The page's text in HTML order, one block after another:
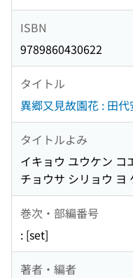
ISBN
9789860430622
タイトル
異郷又見故園花 : 田
タイトルよみ
イキョウ ユウケン コ
チョウサ シリョウ ヨ
巻次・部編番号
: [set]
著者・編者